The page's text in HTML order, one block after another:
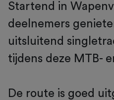
Startend in
deelnemers
uitsluitend
tijdens deze MTB-
De route is goed